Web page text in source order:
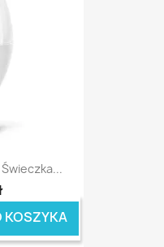
KOSZYKA